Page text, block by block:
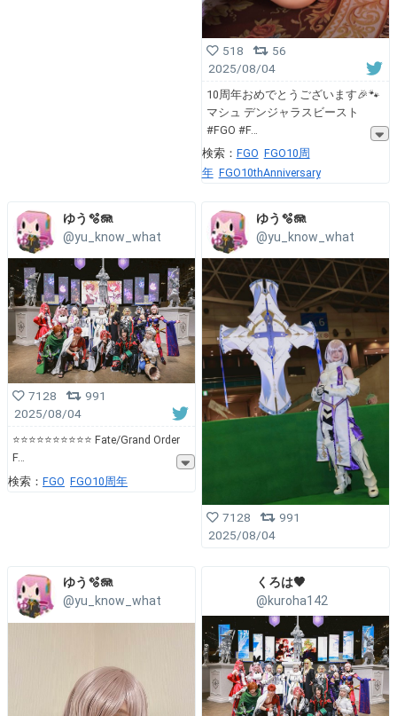
518
56
2025/08/04
10周年おめでとうございます🎉🐾
マシュ デンジャラスビースト
#FGO #F
検索： FGO FGO10周
年 FGO10thAnniversary
ゆう🫧🪼
@yu_know_what
7128
991
2025/08/04
⭐️⭐️⭐️⭐️⭐️⭐️⭐️⭐️⭐️⭐️ Fate/Grand Order
F
検索： FGO FGO10周年
ゆう🫧🪼
@yu_know_what
7128
991
2025/08/04
ゆう🫧🪼
@yu_know_what
くろは🖤
@kuroha142